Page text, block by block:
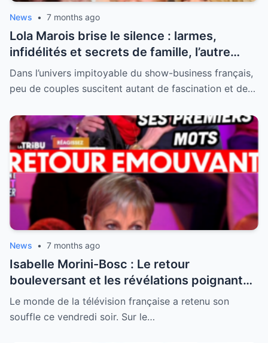
News • 7 months ago
Lola Marois brise le silence : larmes,
infidélités et secrets de famille, l’autre
visage de Jean-Marie Bigard enfin dévoilé
Dans l’univers impitoyable du show-business français,
peu de couples suscitent autant de fascination et de…
News • 7 months ago
Isabelle Morini-Bosc : Le retour
bouleversant et les révélations poignantes
après la perte de son mari
Le monde de la télévision française a retenu son
souffle ce vendredi soir. Sur le…